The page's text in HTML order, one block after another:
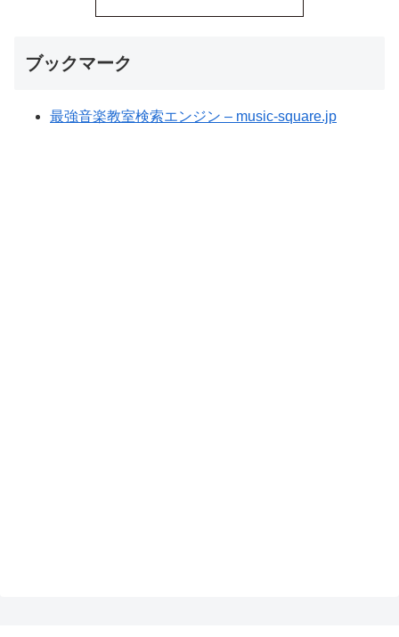
ブックマーク
最強音楽教室検索エンジン – music-square.jp